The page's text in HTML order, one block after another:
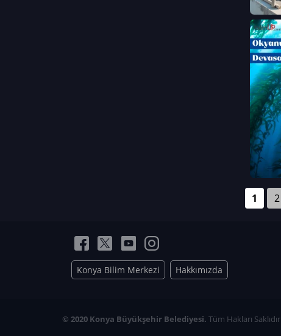
1 2
Konya Bilim Merkezi Hakkımızda
© 2020 Konya Büyükşehir Belediyesi. Tüm Hakları Saklıdır